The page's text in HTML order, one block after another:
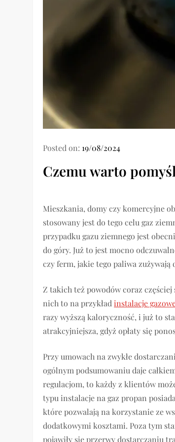
Posted on: 19/08/2024
Czemu warto
Mieszkania, domy czy komercyjne
stosowany jest do tego celu gaz
przypadku gazu ziemnego jest
do góry. Już to jest mocno
czy ferm, jakie tego paliwa zużywają
Z takich też powodów coraz
nich to na przykładinstalacje
razy wyższą kaloryczność, i już to
atrakcyjniejsza, gdyż opłaty się
Przy umowach na zwykłe
ogólnym podsumowaniu daje
regulacjom, to każdy z klientów
typu instalacje na gaz propan
które pozwalają na korzystanie ze
dodatkowymi kosztami. Poza tym
pojawiły się przerwy dostarczaniu